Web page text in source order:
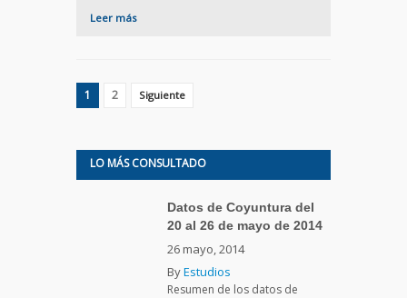
Leer más
1 2 Siguiente
LO MÁS CONSULTADO
Datos de Coyuntura del
20 al 26 de mayo de 2014
26 mayo, 2014
ByEstudios
Resumen de los datos de